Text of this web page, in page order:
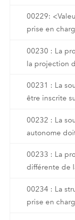
00229:
prise en
00230 : La
la projection
00231 : La
être inscrite
00232 : La
autonome
00233 : La
différente de
00234 : La
prise en